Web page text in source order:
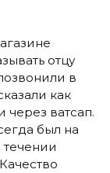
отцу
в
как
через ватсап.
был на